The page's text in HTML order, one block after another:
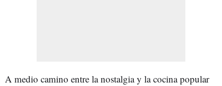
A medio camino entre la nostalgia y la cocina popular